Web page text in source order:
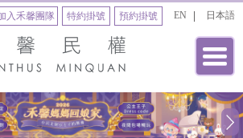
日本語
EN
入禾馨團隊 預約掛號
特約掛號